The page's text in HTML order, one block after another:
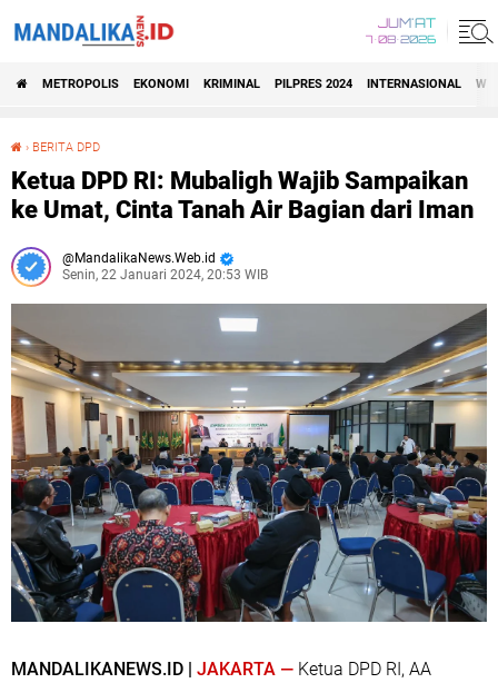
JUM'AT
7•08•2026
METROPOLIS EKONOMI KRIMINAL PILPRES 2024 INTERNASIONAL
› BERITA DPD
Ketua DPD RI: Mubaligh Wajib Sampaikan
ke Umat, Cinta Tanah Air Bagian dari Iman
MandalikaNews.Web.id
Senin, 22 Januari 2024, 20:53 WIB
MANDALIKANEWS.ID | JAKARTA — Ketua DPD RI, AA